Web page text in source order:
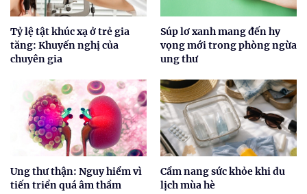
Tỷ lệ tật khúc xạ ở trẻ gia
tăng: Khuyến nghị của
chuyên gia
Súp lơ xanh mang đến hy
vọng mới trong phòng ngừa
ung thư
Ung thư thận: Nguy hiểm vì
tiến triển quá âm thầm
Cẩm nang sức khỏe khi du
lịch mùa hè